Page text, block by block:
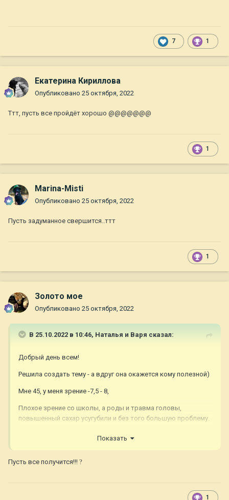
7 1
Екатерина Кириллова
Опубликовано 25 октября, 2022
Ттт, пусть все пройдёт хорошо @@@@@@@
1
Marina-Misti
Опубликовано 25 октября, 2022
Пусть задуманное свершится..ттт
1
Золото мое
Опубликовано 25 октября, 2022
В 25.10.2022 в 10:46, Наталья и Варя сказал:
Добрый день всем!
Решила создать тему - а вдруг она окажется кому полезной)
Мне 45, у меня зрение -7,5 - 8,
Плохое зрение со школы, а роды и травма головы,
повышенный сахар усугубили и без того большую проблему.
Лет 25 я ношу контактные линзы, но сейчас с ними стало
операции были с кучей ограничений, да и не было денег,
Когда после 40 лет встала на ноги, так назовем, то уже
Показать
Пусть все получится!!! ?
1